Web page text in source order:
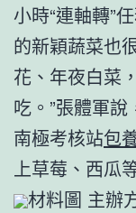
小時“連軸轉”
的新穎蔬菜也
花、年夜白菜
吃。”張體軍
南極考核站包
上草莓、西瓜
材料圖 主辦